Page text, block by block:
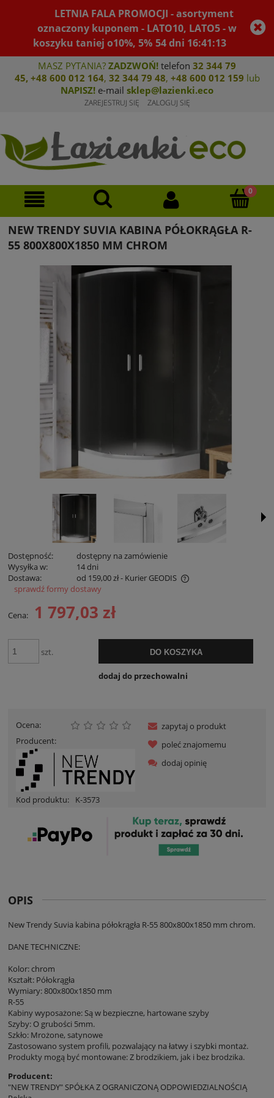
LETNIA FALA PROMOCJI - asortyment
oznaczony kuponem - LATO10, LATO5 - w
koszyku taniej o10%, 5% 54dni 16:41:12
MASZ PYTANIA? ZADZWOŃ! telefon 32 344 79
45, +48 600 012 164, 32 344 79 48, +48 600 012 159 lub
NAPISZ! e-mail sklep@lazienki.eco
ZAREJESTRUJ SIĘ ZALOGUJ SIĘ
NEW TRENDY SUVIA KABINA PÓŁOKRĄGŁA R-
55 800X800X1850 MM CHROM
Dostępność:
dostępny na zamówienie
Wysyłka w:
14 dni
Dostawa:
od 159,00 zł- Kurier GEODIS
Cena nie zawiera ewentualnych kosztów płatności
sprawdź formy dostawy
Cena: 1 797,03 zł
szt. DO KOSZYKA
dodaj do przechowalni
Ocena:
Producent:
Kod produktu: K-3573
zapytaj o produkt
poleć znajomemu
dodaj opinię
OPIS
New Trendy Suvia kabina półokrągła R-55 800x800x1850 mm chrom.
DANE TECHNICZNE:
Kolor: chrom
Kształt: Półokrągła
Wymiary: 800x800x1850 mm
R-55
Kabiny wyposażone: Są w bezpieczne, hartowane szyby
Szyby: O grubości 5mm.
Szkło: Mrożone, satynowe
Zastosowano system profili, pozwalający na łatwy i szybki montaż.
Produkty mogą być montowane: Z brodzikiem, jak i bez brodzika.
Producent:
"NEW TRENDY" SPÓŁKA Z OGRANICZONĄ ODPOWIEDZIALNOŚCIĄ